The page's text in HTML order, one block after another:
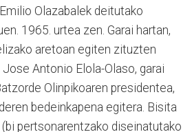
Olazabalek deitutako
1965. urtea zen. Garai hartan,
aretoan egiten zituzten
Antonio Elola-Olaso, garai
Olinpikoaren presidentea,
bedeinkapena egitera. Bisita
pertsonarentzako diseinatutako